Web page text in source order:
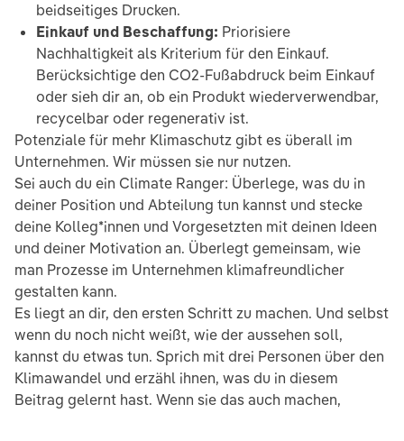
beidseitiges Drucken.
Einkauf und Beschaffung: Priorisiere
Nachhaltigkeit als Kriterium für den Einkauf.
Berücksichtige den CO2-Fußabdruck beim Einkauf
oder sieh dir an, ob ein Produkt wiederverwendbar,
recycelbar oder regenerativ ist.
Potenziale für mehr Klimaschutz gibt es überall im
Unternehmen. Wir müssen sie nur nutzen.
Sei auch du ein Climate Ranger: Überlege, was du in
deiner Position und Abteilung tun kannst und stecke
deine Kolleg*innen und Vorgesetzten mit deinen Ideen
und deiner Motivation an. Überlegt gemeinsam, wie
man Prozesse im Unternehmen klimafreundlicher
gestalten kann.
Es liegt an dir, den ersten Schritt zu machen. Und selbst
wenn du noch nicht weißt, wie der aussehen soll,
kannst du etwas tun. Sprich mit drei Personen über den
Klimawandel und erzähl ihnen, was du in diesem
Beitrag gelernt hast. Wenn sie das auch machen,